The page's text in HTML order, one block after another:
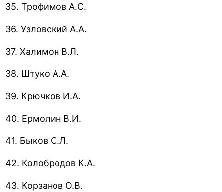
35. Трофимов А.С.
36. Узловский А.А.
37. Халимон B.Л.
38. Штуко А.А.
39. Крючков И.А.
40. Ермолин В.И.
41. Быков C.Л.
42. Колобродов К.А.
43. Корзанов О.В.